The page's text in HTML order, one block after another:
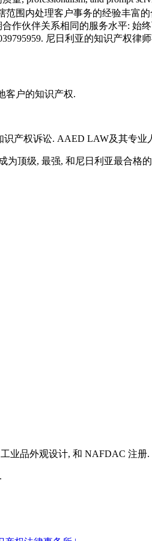
客户的知识产权.
产权诉讼. AAED LAW及其专业
顶级, 最强, 和尼日利亚最合格
业品外观设计, 和 NAFDAC 注册